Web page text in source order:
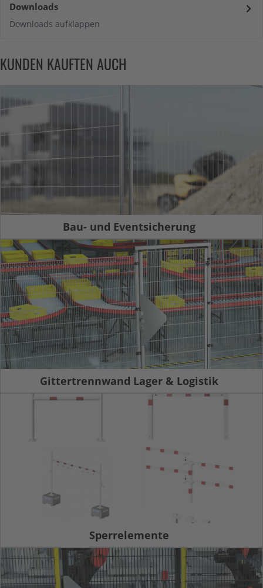
Downloads
Downloads aufklappen
KUNDEN KAUFTEN AUCH
Bau- und Eventsicherung
Gittertrennwand Lager & Logistik
Sperrelemente